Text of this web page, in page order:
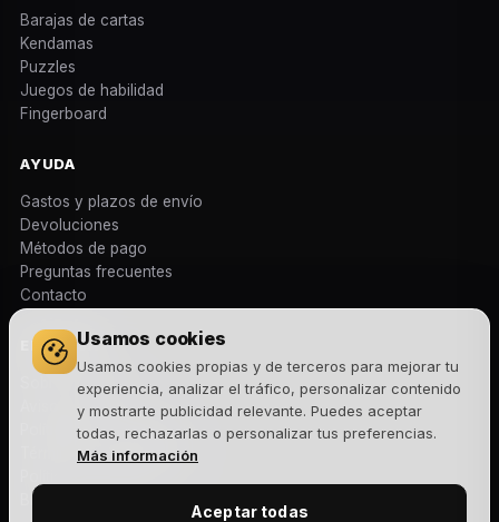
Usamos cookies
Usamos cookies propias y de terceros para mejorar tu
experiencia, analizar el tráfico, personalizar contenido
y mostrarte publicidad relevante. Puedes aceptar
todas, rechazarlas o personalizar tus preferencias.
Más información
Aceptar todas
Barajas de cartas
Kendamas
Puzzles
Juegos de habilidad
Fingerboard
AYUDA
Gastos y plazos de envío
Devoluciones
Métodos de pago
Preguntas frecuentes
Contacto
EMPRESA
Sobre nosotros
Aviso legal
Política de privacidad
Términos y condiciones
Blog